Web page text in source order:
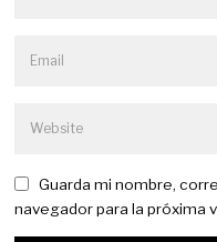
Guarda mi nombre,
navegador para la próxima